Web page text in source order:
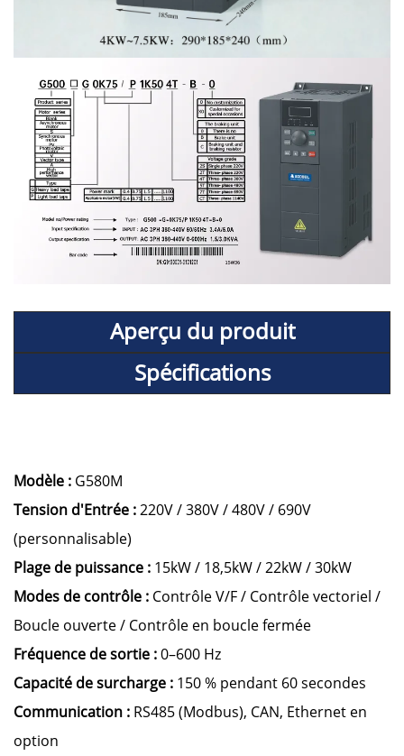
Aperçu du produit
Spécifications
Modèle : G580M
Tension d'Entrée :220V / 380V / 480V / 690V
(personnalisable)
Plage de puissance : 15kW / 18,5kW / 22kW / 30kW
Modes de contrôle : Contrôle V/F / Contrôle vectoriel /
Boucle ouverte / Contrôle en boucle fermée
Fréquence de sortie :0–600 Hz
Capacité de surcharge : 150 % pendant 60 secondes
Communication : RS485 (Modbus), CAN, Ethernet en
option